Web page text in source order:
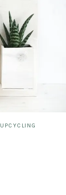
UPCYCLING